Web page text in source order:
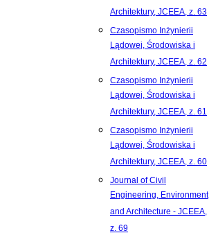
Architektury, JCEEA, z. 63
Czasopismo Inżynierii
Lądowej, Środowiska i
Architektury, JCEEA, z. 62
Czasopismo Inżynierii
Lądowej, Środowiska i
Architektury, JCEEA, z. 61
Czasopismo Inżynierii
Lądowej, Środowiska i
Architektury, JCEEA, z. 60
Journal of Civil
Engineering, Environment
and Architecture - JCEEA,
z. 69